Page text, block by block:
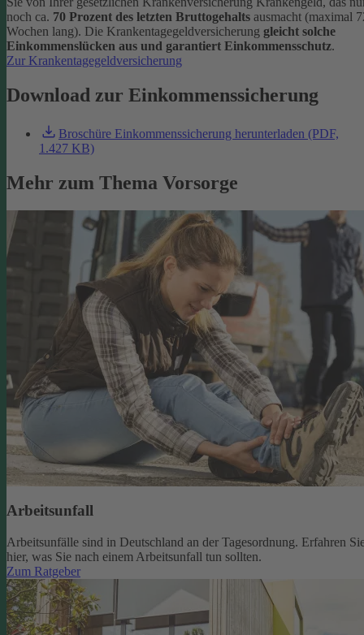
noch ca. 70 Prozent des letzten Bruttogehalts ausmacht (maximal
Wochen lang). Die Krankentagegeldversicherung gleicht solche
Einkommenslücken aus und garantiert Einkommensschutz.
Zur Krankentagegeldversicherung
Download zur Einkommenssicherung
Broschüre Einkommenssicherung herunterladen (PDF,
1.427 KB)
Mehr zum Thema Vorsorge
Arbeitsunfall
Arbeitsunfälle sind in Deutschland an der Tagesordnung. Erfahren
hier, was Sie nach einem Arbeitsunfall tun sollten.
Zum Ratgeber